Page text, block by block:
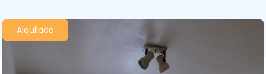
Alquilado